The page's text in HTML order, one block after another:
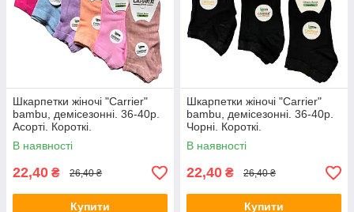
Шкарпетки жіночі "Carrier"
bambu, демісезонні. 36-40р.
Асорті. Короткі.
В наявності
22,40 ₴ 26,40 ₴
Купити
Шкарпетки жіночі "Carrier"
bambu, демісезонні. 36-40р.
Чорні. Короткі.
В наявності
22,40 ₴ 26,40 ₴
Купити